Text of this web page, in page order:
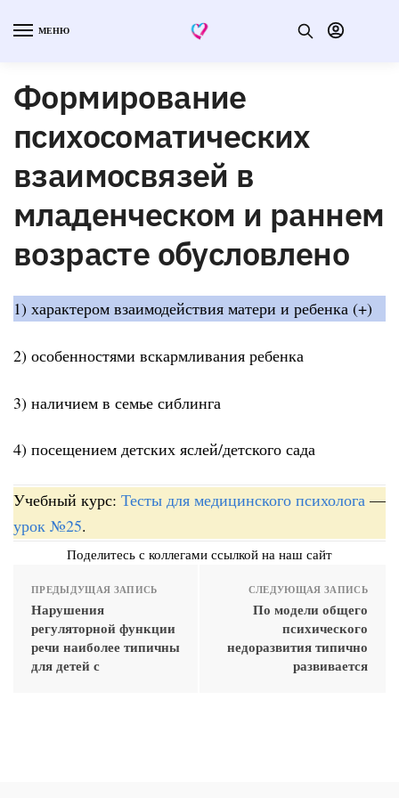
МЕНЮ
Формирование
психосоматических
взаимосвязей в
младенческом и раннем
возрасте обусловлено
1) характером взаимодействия матери и ребенка (+)
2) особенностями вскармливания ребенка
3) наличием в семье сиблинга
4) посещением детских яслей/детского сада
Учебный курс: Тесты для медицинского психолога —
урок №25.
Поделитесь с коллегами ссылкой на наш сайт
ПРЕДЫДУЩАЯ ЗАПИСЬ
Нарушения
регуляторной функции
речи наиболее типичны
для детей с
СЛЕДУЮЩАЯ ЗАПИСЬ
По модели общего
психического
недоразвития типично
развивается